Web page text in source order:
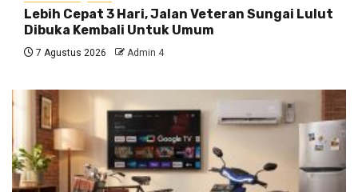
Lebih Cepat 3 Hari, Jalan Veteran Sungai Lulut
Dibuka Kembali Untuk Umum
7 Agustus 2026 Admin 4